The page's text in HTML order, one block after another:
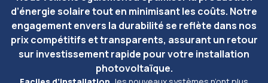
d’énergie solaire tout en minimisant les coûts. Notre
engagement envers la durabilité se reflète dans nos
prix compétitifs et transparents, assurant un retour
sur investissement rapide pour votre installation
photovoltaïque.